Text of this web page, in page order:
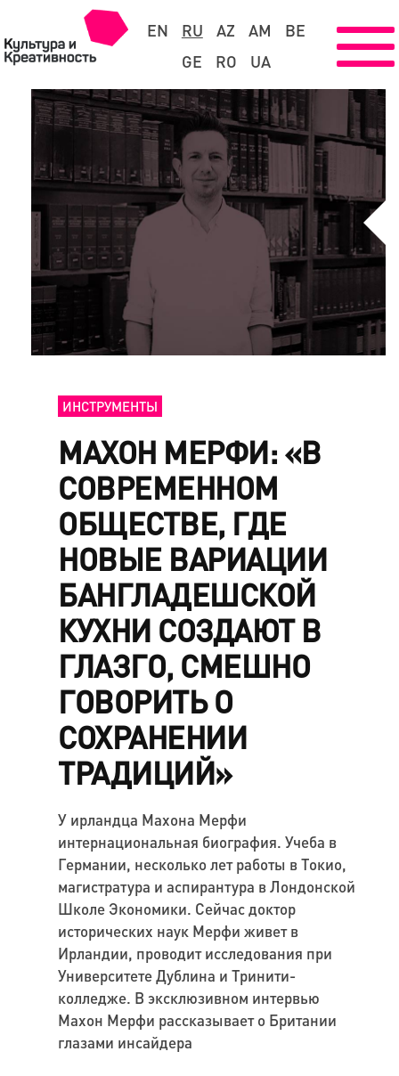
EN RU AZ AM
BE
GE
RO UA
ИНСТРУМЕНТЫ
МАХОН МЕРФИ: «В
СОВРЕМЕННОМ
ОБЩЕСТВЕ, ГДЕ
НОВЫЕ ВАРИАЦИИ
БАНГЛАДЕШСКОЙ
КУХНИ СОЗДАЮТ В
ГЛАЗГО, СМЕШНО
ГОВОРИТЬ О
СОХРАНЕНИИ
ТРАДИЦИЙ»
У ирландца Махона Мерфи
интернациональная биография. Учеба в
Германии, несколько лет работы в Токио,
магистратура и аспирантура в Лондонской
Школе Экономики. Сейчас доктор
исторических наук Мерфи живет в
Ирландии, проводит исследования при
Университете Дублина и Тринити-
колледже. В эксклюзивном интервью
Махон Мерфи рассказывает о Британии
глазами инсайдера